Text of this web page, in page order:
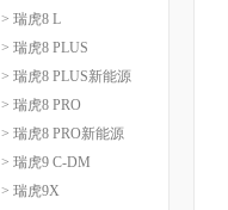
> 瑞虎8 L
> 瑞虎8 PLUS
> 瑞虎8 PLUS新能源
> 瑞虎8 PRO
> 瑞虎8 PRO新能源
> 瑞虎9 C-DM
> 瑞虎9X